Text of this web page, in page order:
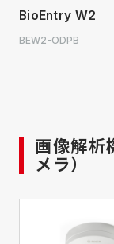
BioEntry W2
BEW2-ODPB
画像解析
メラ）